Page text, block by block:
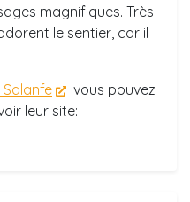
magnifiques. Très
le sentier, car il
vous pouvez
leur site: